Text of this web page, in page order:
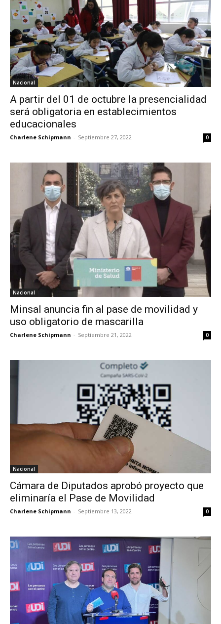
Nacional
A partir del 01 de octubre la presencialidad
será obligatoria en establecimientos
educacionales
Charlene Schipmann - Septiembre 27, 2022 0
Nacional
Minsal anuncia fin al pase de movilidad y
uso obligatorio de mascarilla
Charlene Schipmann - Septiembre 21, 2022 0
Nacional
Cámara de Diputados aprobó proyecto que
eliminaría el Pase de Movilidad
Charlene Schipmann - Septiembre 13, 2022 0